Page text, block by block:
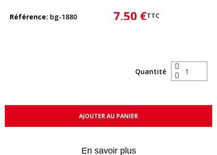
Référence bg-1880 7,50 €TTC
Quantité
AJOUTER AU PANIER
En savoir plus